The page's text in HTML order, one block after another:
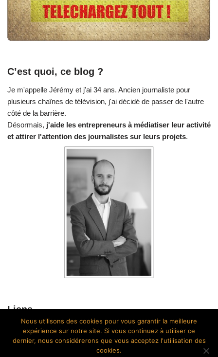
C’est quoi, ce blog ?
Je m'appelle Jérémy et j'ai 34 ans. Ancien journaliste pour
plusieurs chaînes de télévision, j'ai décidé de passer de l'autre
côté de la barrière.
Désormais, j'aide les entrepreneurs à médiatiser leur activité
et attirer l'attention des journalistes sur leurs projets.
Liens
Photographe Cherbourg
Nous utilisons des cookies pour vous garantir la meilleure
expérience sur notre site. Si vous continuez à utiliser ce
dernier, nous considérerons que vous acceptez l'utilisation des
cookies.